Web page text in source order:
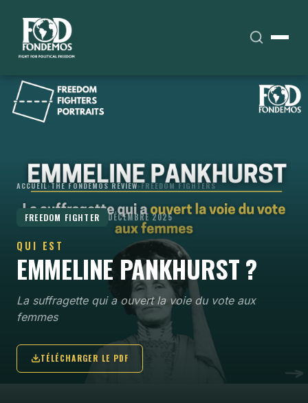
ACCUEIL›THE FONDEMOS REVIEW›FREEDOM FIGHTERS
FREEDOM FIGHTER DÉCEMBRE 2025
QUI EST
EMMELINE PANKHURST ?
La suffragette qui a ouvert la voie du vote aux
femmes
TÉLÉCHARGER LE PDF